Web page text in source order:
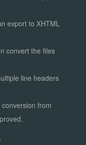
export to XHTML
convert the files
line headers
conversion from